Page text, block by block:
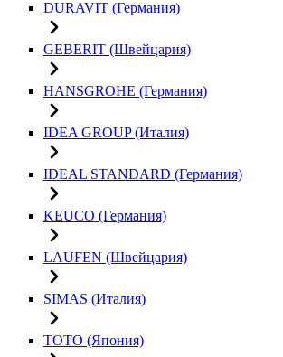
DURAVIT (Германия)
GEBERIT (Швейцария)
HANSGROHE (Германия)
IDEA GROUP (Италия)
IDEAL STANDARD (Германия)
KEUCO (Германия)
LAUFEN (Швейцария)
SIMAS (Италия)
TOTO (Япония)